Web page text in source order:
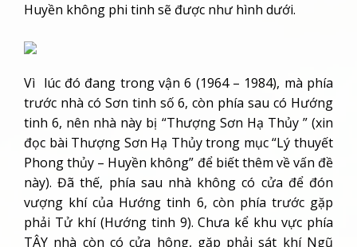
Huyền không phi tinh sẽ được như hình dưới.
Vì lúc đó đang trong vận 6 (1964 – 1984), mà phía
trước nhà có Sơn tinh số 6, còn phía sau có Hướng
tinh 6, nên nhà này bị “Thượng Sơn Hạ Thủy ” (xin
đọc bài Thượng Sơn Hạ Thủy trong mục “Lý thuyết
Phong thủy – Huyền không” để biết thêm về vấn đề
này). Đã thế, phía sau nhà không có cửa để đón
vượng khí của Hướng tinh 6, còn phía trước gặp
phải Tử khí (Hướng tinh 9). Chưa kể khu vực phía
TÂY nhà còn có cửa hông, gặp phải sát khí Ngũ